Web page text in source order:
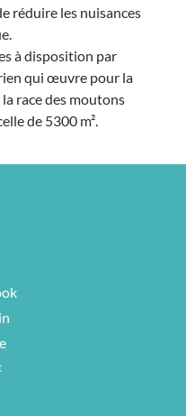
réduire les nuisances
à disposition par
qui œuvre pour la
race des moutons
de 5300 m².